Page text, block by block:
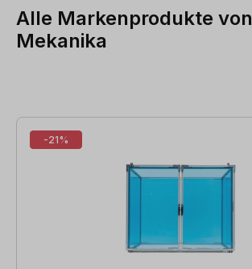
Alle Markenprodukte von
Mekanika
-21%